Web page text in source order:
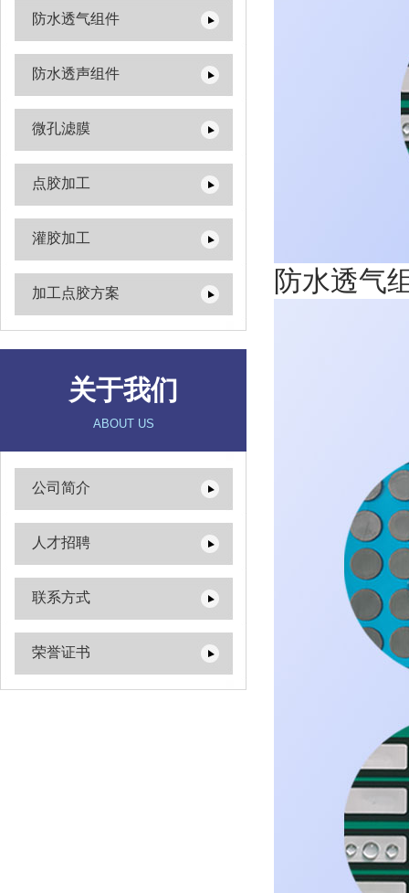
防水透气组件
防水透声组件
微孔滤膜
点胶加工
灌胶加工
加工点胶方案
关于我们
ABOUT US
公司简介
人才招聘
联系方式
荣誉证书
防水透气